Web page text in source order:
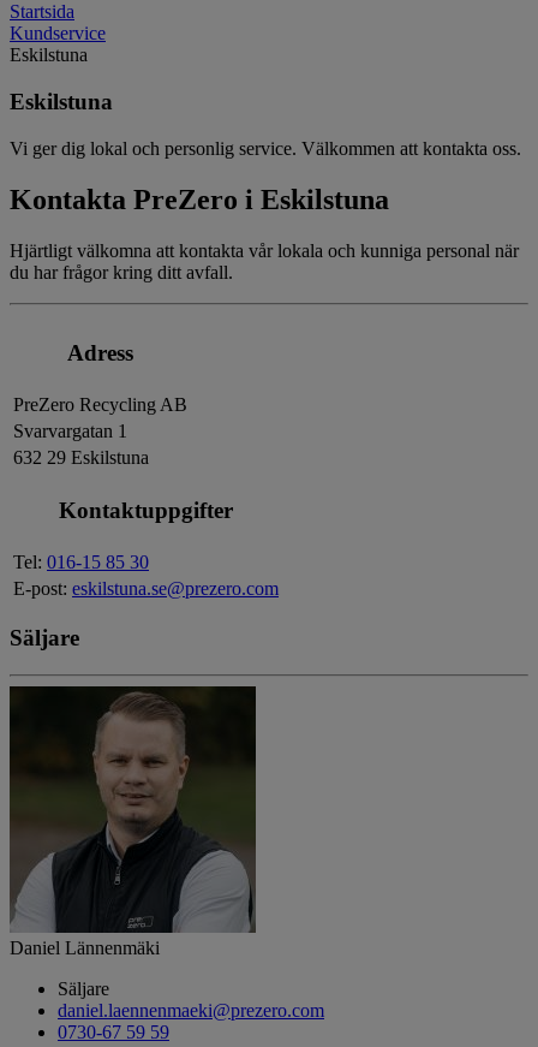
Startsida
Kundservice
Eskilstuna
Eskilstuna
Vi ger dig lokal och personlig service. Välkommen att kontakta oss.
Kontakta PreZero i Eskilstuna
Hjärtligt välkomna att kontakta vår lokala och kunniga personal när
du har frågor kring ditt avfall.
Adress
PreZero Recycling AB
Svarvargatan 1
632 29 Eskilstuna
Kontaktuppgifter
Tel: 016-15 85 30
E-post: eskilstuna.se@prezero.com
Säljare
Daniel Lännenmäki
Säljare
daniel.laennenmaeki@prezero.com
0730-67 59 59